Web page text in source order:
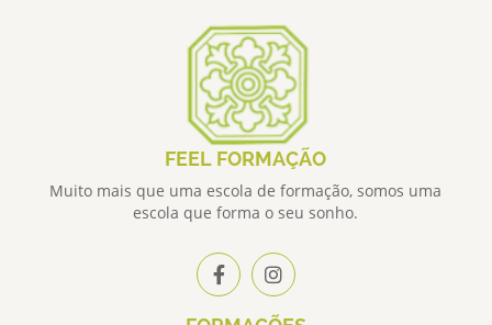
FEEL FORMAÇÃO
Muito mais que uma escola de formação, somos uma
escola que forma o seu sonho.